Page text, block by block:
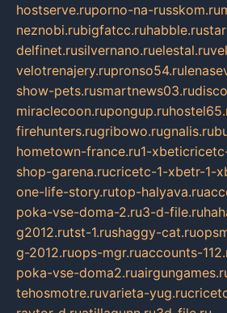
hostserve.ruporno-na-russkom.ru
neznobi.rubigfatcc.ruhabble.ru
delfinet.rusilvernano.ruelestal.ru
velotrenajery.rupronso54.ru
show-pets.rusmartnews03.ru
miraclecoon.rupongup.ru
firehunters.rugribowo.rugnalis.ru
hometown-france.ru1-
shop-garena.rucricetc-1-xbetr-1-
one-life-story.rutop-halyava.ru
poka-vse-doma-2.ru3-d-file.ru
g2012.rutst-1.rushaggy-cat.ru
g-2012.ruops-mgr.ruaccounts-
poka-vse-doma2.ru
tehosmotre.ruvarieta-yug.ru